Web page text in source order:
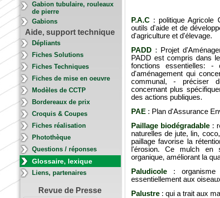
Gabion tubulaire, rouleaux
de pierre
Gabions
Aide, support technique
Dépliants
Fiches Solutions
Fiches Techniques
Fiches de mise en oeuvre
Modèles de CCTP
Bordereaux de prix
Croquis & Coupes
Fiches réalisation
Photothèque
Questions / réponses
Glossaire, lexique
Liens, partenaires
Revue de Presse
P.A.C: politique Agricole
outils d'aide et de
d'agriculture et d'élevage.
PADD: Projet
PADD est compris dans
fonctions essentielles: -
d'aménagement qui
communal, - préciser
concernant plus
des actions publiques.
PAE: Plan d'Assurance
Paillage biodégradable:
naturelles de jute, lin,
paillage favorise la
l'érosion. Ce mulch en
organique, améliorant la
Paludicole: organisme
essentiellement aux
Palustre: qui a trait aux